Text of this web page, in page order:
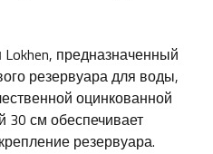
предназначенный
резервуара для воды,
оцинкованной
30 см обеспечивает
резервуара.